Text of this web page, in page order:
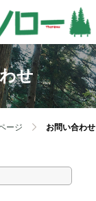
せ
ージ お問い合わせ